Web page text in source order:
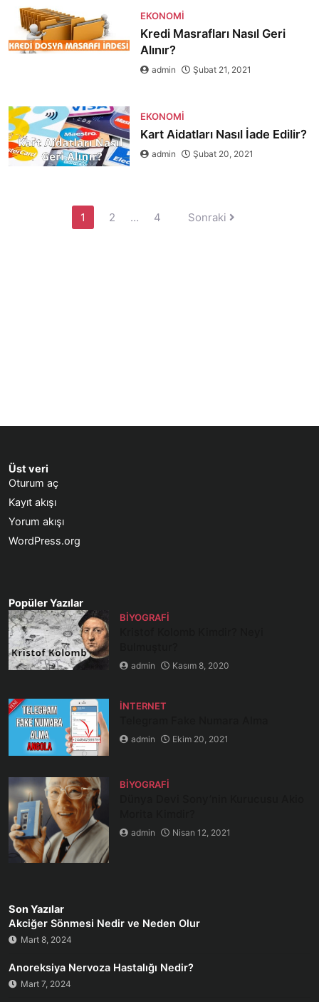
EKONOMI
Kredi Masrafları Nasıl Geri
Alınır?
admin Şubat 21, 2021
EKONOMI
Kart Aidatları Nasıl İade Edilir?
admin Şubat 20, 2021
1 2 … 4 Sonraki
Üst veri
Oturum aç
Kayıt akışı
Yorum akışı
WordPress.org
Popüler Yazılar
BIYOGRAFI
admin Kasım 8, 2020
İNTERNET
admin Ekim 20, 2021
BIYOGRAFI
admin Nisan 12, 2021
Son Yazılar
Akciğer Sönmesi Nedir ve Neden Olur
Mart 8, 2024
Anoreksiya Nervoza Hastalığı Nedir?
Mart 7, 2024